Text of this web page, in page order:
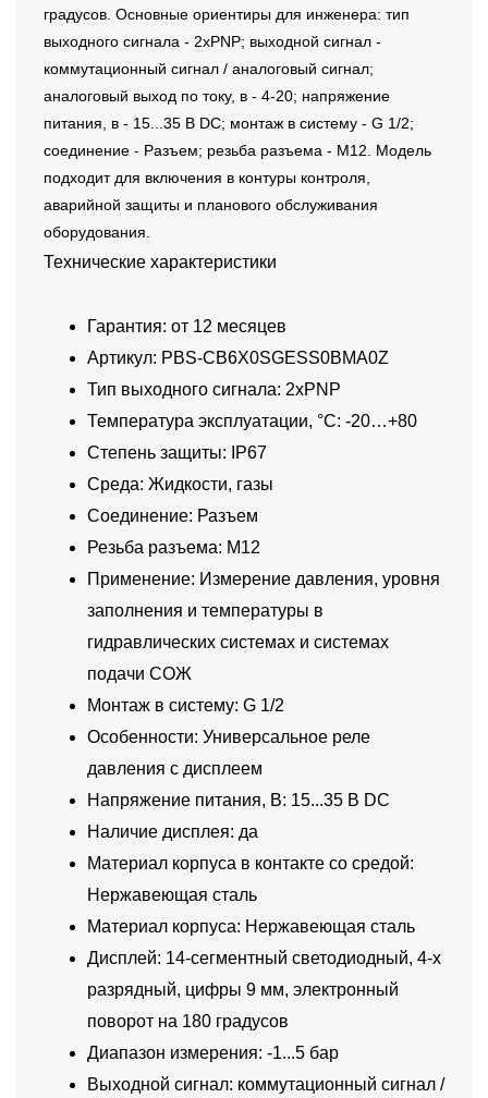
градусов. Основные ориентиры для инженера: тип
выходного сигнала - 2xPNP; выходной сигнал -
коммутационный сигнал / аналоговый сигнал;
аналоговый выход по току, в - 4-20; напряжение
питания, в - 15...35 В DC; монтаж в систему - G 1/2;
соединение - Разъем; резьба разъема - M12. Модель
подходит для включения в контуры контроля,
аварийной защиты и планового обслуживания
оборудования.
Технические характеристики
Гарантия: от 12 месяцев
Артикул: PBS-CB6X0SGESS0BMA0Z
Тип выходного сигнала: 2xPNP
Температура эксплуатации, °C: -20…+80
Степень защиты: IP67
Среда: Жидкости, газы
Соединение: Разъем
Резьба разъема: M12
Применение: Измерение давления, уровня
заполнения и температуры в
гидравлических системах и системах
подачи СОЖ
Монтаж в систему: G 1/2
Особенности: Универсальное реле
давления с дисплеем
Напряжение питания, В: 15...35 В DC
Наличие дисплея: да
Материал корпуса в контакте со средой:
Нержавеющая сталь
Материал корпуса: Нержавеющая сталь
Дисплей: 14-сегментный светодиодный, 4-х
разрядный, цифры 9 мм, электронный
поворот на 180 градусов
Диапазон измерения: -1...5 бар
Выходной сигнал: коммутационный сигнал /